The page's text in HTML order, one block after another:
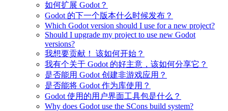
如何扩展 Godot？
Godot 的下一个版本什么时候发布？
Which Godot version should I use for a new project?
Should I upgrade my project to use new Godot
versions?
我想要贡献！ 该如何开始？
我有个关于 Godot 的好主意，该如何分享它？
是否能用 Godot 创建非游戏应用？
是否能将 Godot 作为库使用？
Godot 使用的用户界面工具包是什么？
Why does Godot use the SCons build system?